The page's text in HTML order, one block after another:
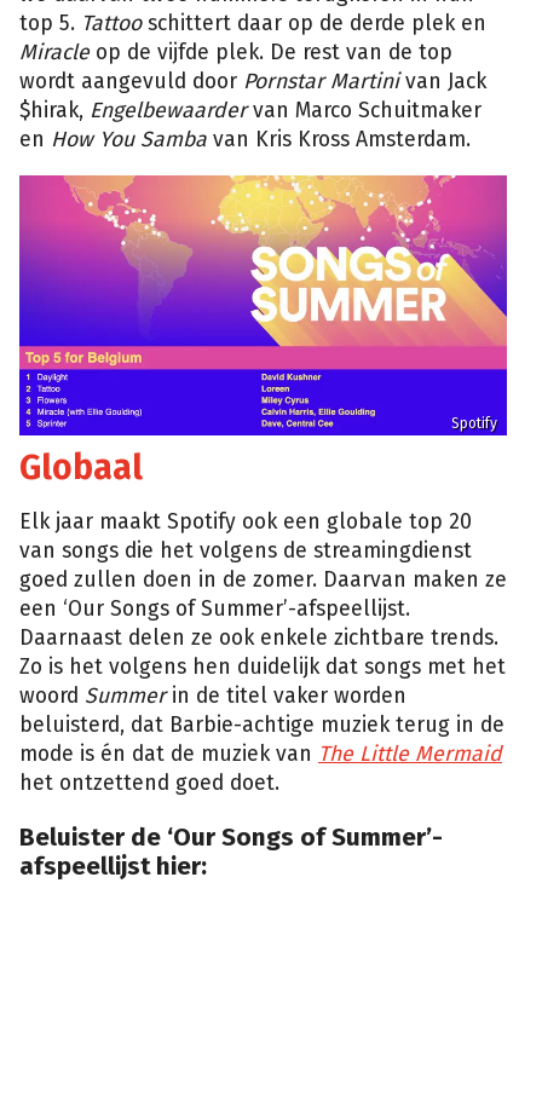
top 5. Tattooschittert daar op de derde plek en
Miracle op de vijfde plek. De rest van de top
wordt aangevuld door Pornstar Martinivan Jack
$hirak, Engelbewaardervan Marco Schuitmaker
en How You Samba van Kris Kross Amsterdam.
Spotify
Globaal
Elk jaar maakt Spotify ook een globale top 20
van songs die het volgens de streamingdienst
goed zullen doen in de zomer. Daarvan maken ze
een ‘Our Songs of Summer’-afspeellijst.
Daarnaast delen ze ook enkele zichtbare trends.
Zo is het volgens hen duidelijk dat songs met het
woord Summerin de titel vaker worden
beluisterd, dat Barbie-achtige muziek terug in de
mode is én dat de muziek van The Little Mermaid
het ontzettend goed doet.
Beluister de ‘Our Songs of Summer’-
afspeellijst hier: